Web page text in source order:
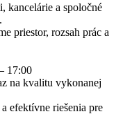
kancelárie a spoločné
priestor, rozsah prác a
17:00
na kvalitu vykonanej
efektívne riešenia pre